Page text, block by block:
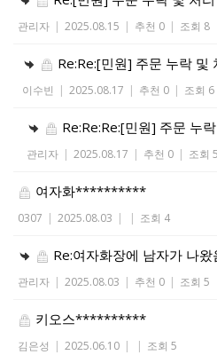
관리자 | 2025.08.15 | 추천 0 | 조회 8
Re:Re:[민원] 주문 누락 및
이수빈 | 2025.08.17 | 추천 0 | 조회 6
Re:Re:Re:[민원] 주문 누
관리자 | 2025.08.17 | 추천 0 | 조회 5
여자화**********
0307 | 2025.08.03 | | 조회 4
Re:여자화장에 남자가 나왔
관리자 | 2025.08.03 | 추천 0 | 조회 5
키오스**********
김은성 | 2025.06.10 | | 조회 5